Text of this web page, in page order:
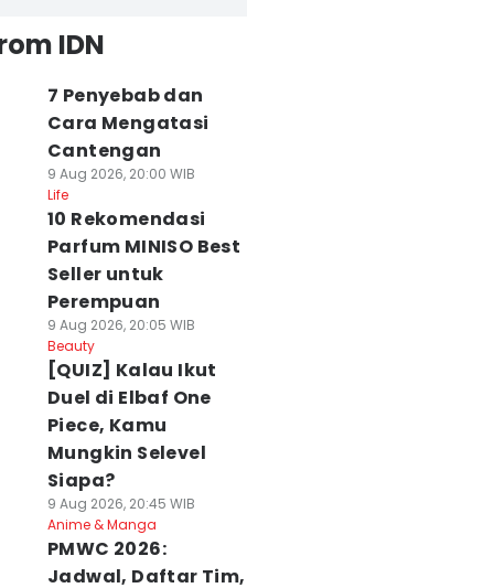
IDN
7 Penyebab dan
Cara Mengatasi
Cantengan
9 Aug 2026, 20:00 WIB
Life
10 Rekomendasi
Parfum MINISO Best
Seller untuk
Perempuan
9 Aug 2026, 20:05 WIB
Beauty
[QUIZ] Kalau Ikut
Duel di Elbaf One
Piece, Kamu
Mungkin Selevel
Siapa?
9 Aug 2026, 20:45 WIB
Anime & Manga
PMWC 2026:
Jadwal, Daftar Tim,